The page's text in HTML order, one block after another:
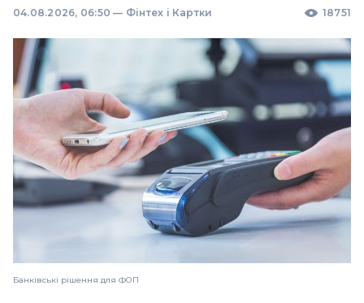
04.08.2026, 06:50 — Фінтех і Картки 18751
Банківські рішення для ФОП